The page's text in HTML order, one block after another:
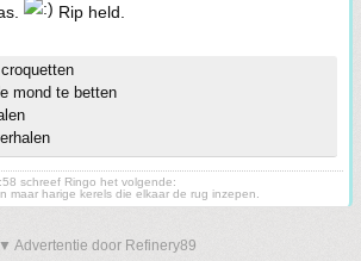
Rip held.
mond te betten
schreef Ringo het volgende:
maar harige kerels die elkaar de rug inzepen.
▼ Advertentie door Refinery89